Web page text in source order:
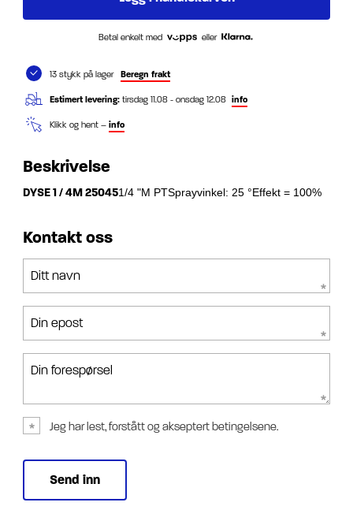
Betal enkelt med eller
13 stykk på lager Beregn frakt
Estimert levering: tirsdag 11.08 - onsdag 12.08 info
Klikk og hent – info
Beskrivelse
DYSE 1 / 4M 250451/4 "M PTSprayvinkel: 25 °Effekt = 100%
Kontakt oss
Ditt navn
Din epost
Din forespørsel
Jeg har lest, forstått og akseptert betingelsene.